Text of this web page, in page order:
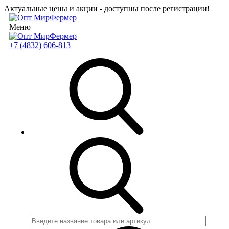
Актуальные цены и акции - доступны после регистрации!
Меню
+7 (4832) 606-813